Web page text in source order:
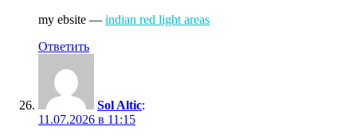
my ebsite — indian red light areas
Ответить
Sol Altic:
11.07.2026 в 11:15